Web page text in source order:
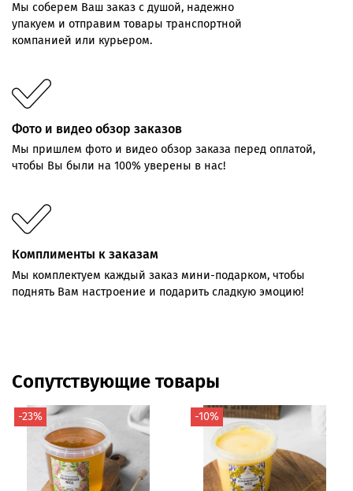
Мы соберем Ваш заказ с душой, надежно
упакуем и отправим товары транспортной
компанией или курьером.
Фото и видео обзор заказов
Мы пришлем фото и видео обзор заказа перед оплатой,
чтобы Вы были на 100% уверены в нас!
Комплименты к заказам
Мы комплектуем каждый заказ мини-подарком, чтобы
поднять Вам настроение и подарить сладкую эмоцию!
Сопутствующие товары
-23% -10%